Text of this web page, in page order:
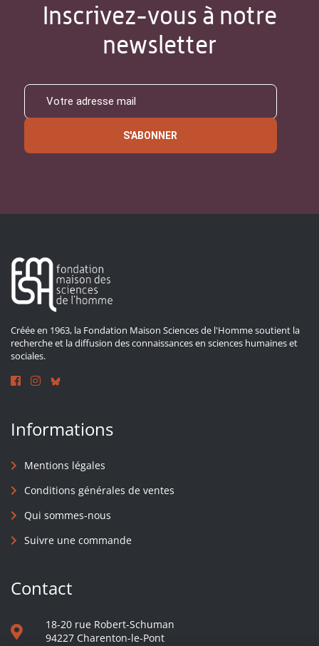
Inscrivez-vous à notre
newsletter
S'ABONNER
Créée en 1963, la Fondation Maison Sciences de l'Homme soutient la
recherche et la diffusion des connaissances en sciences humaines et
sociales.
Informations
Mentions légales
Conditions générales de ventes
Qui sommes-nous
Suivre une commande
Contact
18-20 rue Robert-Schuman
94227 Charenton-le-Pont